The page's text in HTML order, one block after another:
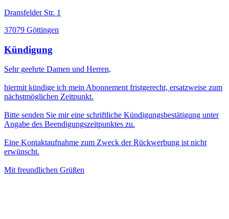
Dransfelder Str. 1
37079 Göttingen
Kündigung
Sehr geehrte Damen und Herren,
hiermit kündige ich mein Abonnement fristgerecht, ersatzweise zum
nächstmöglichen Zeitpunkt.
Bitte senden Sie mir eine schriftliche Kündigungsbestätigung unter
Angabe des Beendigungszeitpunktes zu.
Eine Kontaktaufnahme zum Zweck der Rückwerbung ist nicht
erwünscht.
Mit freundlichen Grüßen